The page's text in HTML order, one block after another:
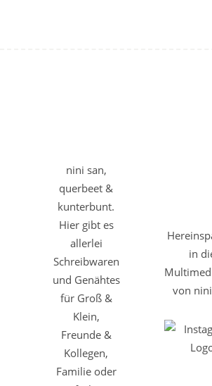
nini san,
querbeet &
kunterbunt.
Hier gibt es
allerlei
Schreibwaren
und Genähtes
für Groß &
Klein,
Freunde &
Kollegen,
Familie oder
in
von